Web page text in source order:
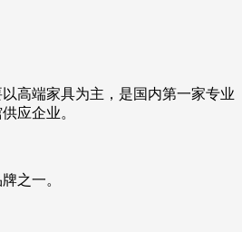
高端家具为主，是国内第一家专业
应企业。
之一。